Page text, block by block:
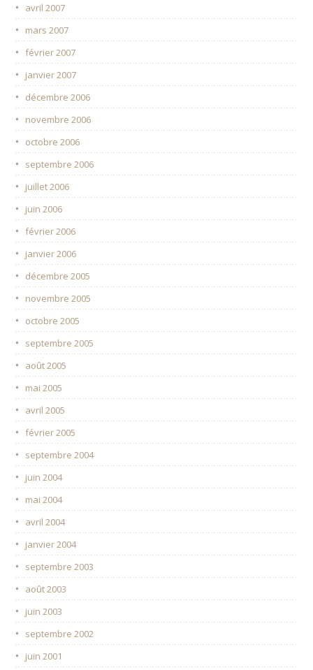
avril 2007
mars 2007
février 2007
janvier 2007
décembre 2006
novembre 2006
octobre 2006
septembre 2006
juillet 2006
juin 2006
février 2006
janvier 2006
décembre 2005
novembre 2005
octobre 2005
septembre 2005
août 2005
mai 2005
avril 2005
février 2005
septembre 2004
juin 2004
mai 2004
avril 2004
janvier 2004
septembre 2003
août 2003
juin 2003
septembre 2002
juin 2001